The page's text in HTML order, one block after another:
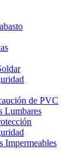
de PVC
Lumbares
Impermeables